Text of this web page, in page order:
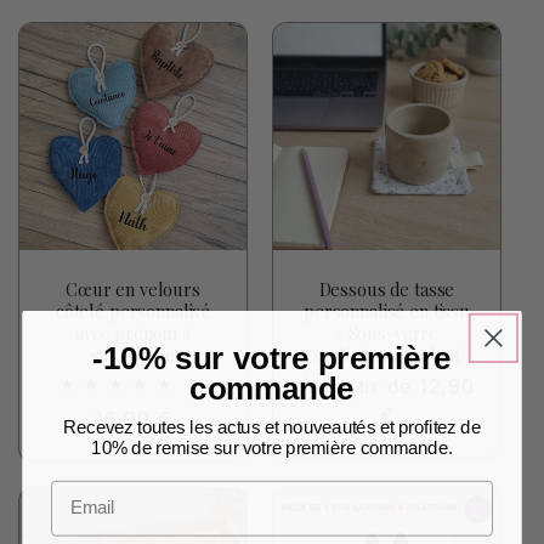
Cœur en velours
côtelé personnalisé
suspendre
(2)2
total
critiques
Prix
habituel
16,90 €
Dessous de tasse
personnalisé en tissu
molletonné isolant
Prix
habituel
À partir de 12,90
€
-10% sur votre première
commande
Recevez toutes les actus et nouveautés et profitez de
10% de remise sur votre première commande.
Email